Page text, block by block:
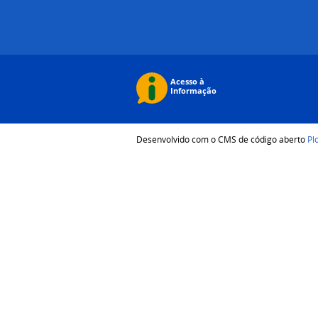
Desenvolvido com o CMS de código aberto